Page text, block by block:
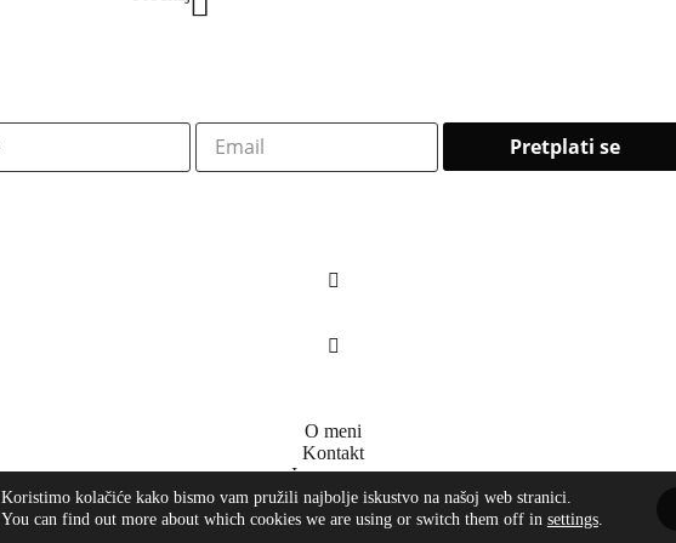
O meni
Kontakt
Impressum
Koristimo kolačiće kako bismo vam pružili najbolje iskustvo na našoj web stranici.
You can find out more about which cookies we are using or switch them off in settings.